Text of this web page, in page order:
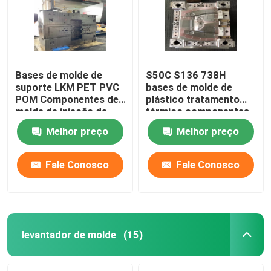
Quem Somos
Bases de molde de
suporte LKM PET PVC
POM Componentes de
molde de injeção de
plástico
Melhor preço
Fale Conosco
S50C S136 738H
bases de molde de
plástico tratamento
térmico componentes
de molde de plástico
Melhor preço
Fale Conosco
levantador de molde (15)